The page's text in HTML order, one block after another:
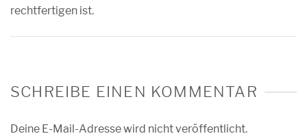
rechtfertigen ist.
SCHREIBE EINEN KOMMENTAR
Deine E-Mail-Adresse wird nicht veröffentlicht.